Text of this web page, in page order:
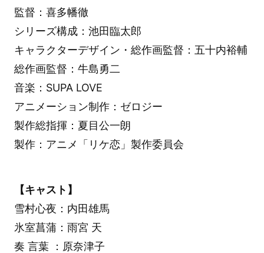
監督：喜多幡徹
シリーズ構成：池田臨太郎
キャラクターデザイン・総作画監督：五十内裕輔
総作画監督：牛島勇二
音楽：SUPA LOVE
アニメーション制作：ゼロジー
製作総指揮：夏目公一朗
製作：アニメ「リケ恋」製作委員会
【キャスト】
雪村心夜：内田雄馬
氷室菖蒲：雨宮 天
奏 言葉 ：原奈津子